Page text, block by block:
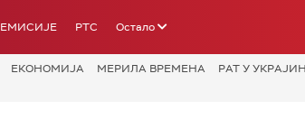
ЕМИСИЈЕ РТС Остало
ЕКОНОМИЈА МЕРИЛА ВРЕМЕНА РАТ У